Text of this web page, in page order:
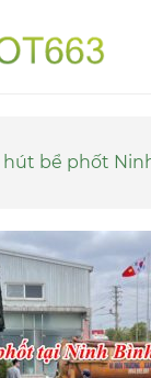
hút bể phốt